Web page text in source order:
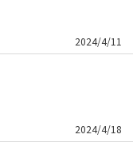
2024/4/11
2024/4/18